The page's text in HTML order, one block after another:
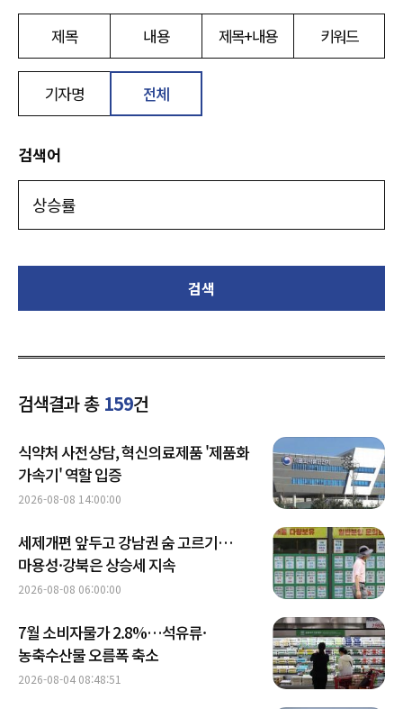
제목 내용 제목+내용 키워드
기자명 전체
검색어
검색
검색결과 총 159건
식약처 사전상담, 혁신의료제품 '제품화
가속기' 역할 입증
2026-08-08 14:00:00
세제개편 앞두고 강남권 숨 고르기…
마용성·강북은 상승세 지속
2026-08-08 06:00:00
7월 소비자물가 2.8%…석유류·
농축수산물 오름폭 축소
2026-08-04 08:48:51